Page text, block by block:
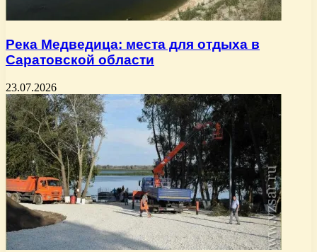
Река Медведица: места для отдыха в
Саратовской области
23.07.2026